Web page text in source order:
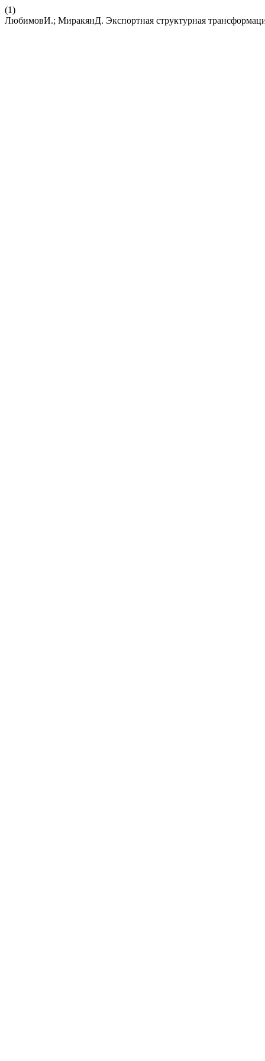
(1)
ЛюбимовИ.; МиракянД. Экспортная структурная